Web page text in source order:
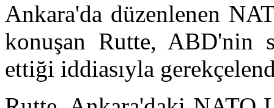
Ankara'da düzenlenen
konuşan Rutte, ABD'nin
ettiği iddiasıyla